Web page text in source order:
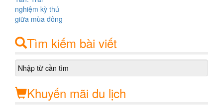
Tìm kiếm bài viết
Khuyến mãi du lịch